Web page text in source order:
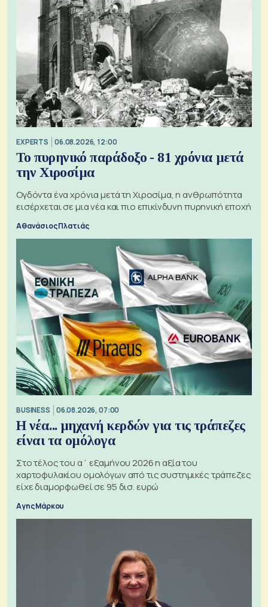
EXPERTS 06.08.2026, 12:00
Το πυρηνικό παράδοξο - 81 χρόνια μετά
την Χιροσίμα
Ογδόντα ένα χρόνια μετά τη Χιροσίμα, η ανθρωπότητα
εισέρχεται σε μια νέα και πιο επικίνδυνη πυρηνική εποχή
Αθανάσιος Πλατιάς
BUSINESS 06.08.2026, 07:00
Η νέα... μηχανή κερδών για τις τράπεζες
είναι τα ομόλογα
Στο τέλος του α΄ εξαμήνου 2026 η αξία του
χαρτοφυλακίου ομολόγων από τις συστημικές τράπεζες
είχε διαμορφωθεί σε 95 δισ. ευρώ
Αγης Μάρκου